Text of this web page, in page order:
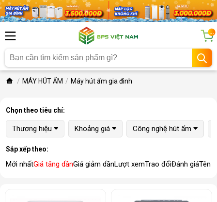
...
MÁY HÚT ẨM Máy hút ẩm gia đình
Chọn theo tiêu chí:
Thương hiệu Khoảng giá Công nghệ hút ẩm
Sắp xếp theo:
Mới nhấtGiá tăng dầnGiá giảm dầnLượt xemTrao đổiĐánh giáTên